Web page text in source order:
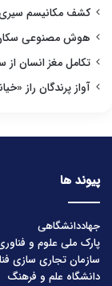
کشف مکانیسم
هوش مصنوعی
تکامل مغز انسان
آواز پرندگان راز
پیوند ها
جهاددانشگاهی
پارک ملی علوم و
سازمان تجاری سازی
دانشگاه علم و فرهنگ